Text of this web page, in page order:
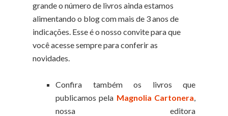
grande o número de livros ainda estamos
alimentando o blog com mais de 3 anos de
indicações. Esse é o nosso convite para que
você acesse sempre para conferir as
novidades.
Confira também os livros que
publicamos pela Magnolia Cartonera,
nossa editora